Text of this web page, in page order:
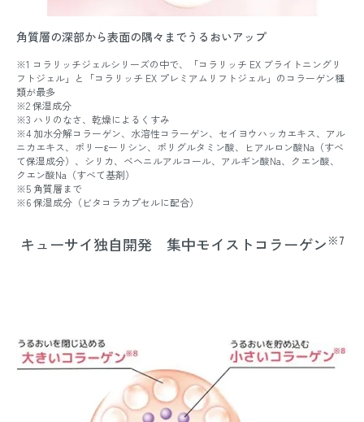
角質層の深部から表面の隅々までうるおいアップ
※1 コラリッチジェルシリーズの中で、「コラリッチ EX ブライトニングリ
フトジェル」と「コラリッチ EX プレミアムリフトジェル」のコラーゲン種
類が最多
※2 保湿成分
※3 ハリのなさ、乾燥によるくすみ
※4 加水分解コラーゲン、水溶性コラーゲン、セイヨウハッカエキス、アル
ニカエキス、ポリーεーリシン、ポリグルタミン酸、ヒアルロン酸Na（すべ
て保湿成分）、シリカ、ベヘニルアルコール、アルギン酸Na、クエン酸、
クエン酸Na（すべて基剤）
※5 角質層まで
※6 保湿成分（ビタコラカプセルに配合）
キューサイ独自開発 集中モイストコラーゲン ※7